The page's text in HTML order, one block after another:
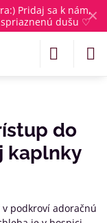
✕
:) Pridaj sa k nám,
dušu ♡
do
kaplnky
podkroví adoračnú